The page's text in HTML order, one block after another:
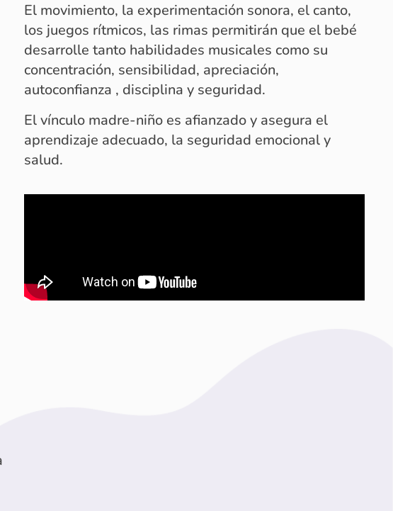
El movimiento, la experimentación sonora, el canto,
los juegos rítmicos, las rimas permitirán que el bebé
desarrolle tanto habilidades musicales como su
concentración, sensibilidad, apreciación,
autoconfianza , disciplina y seguridad.
El vínculo madre-niño es afianzado y asegura el
aprendizaje adecuado, la seguridad emocional y
salud.